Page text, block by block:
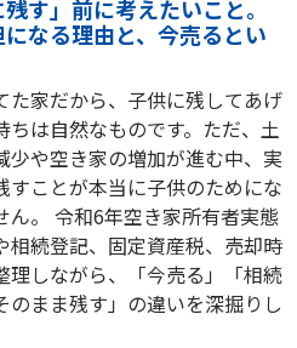
す」前に考えたいこと。
なる理由と、今売るとい
た家だから、子供に残してあげ
ちは自然なものです。ただ、土
少や空き家の増加が進む中、実
すことが本当に子供のためにな
ん。 令和6年空き家所有者実態
相続登記、固定資産税、売却時
理しながら、「今売る」「相続
のまま残す」の違いを深掘りし